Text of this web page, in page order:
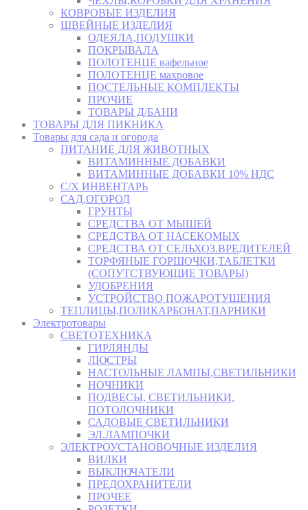
КОВРОВЫЕ ИЗДЕЛИЯ
ШВЕЙНЫЕ ИЗДЕЛИЯ
ОДЕЯЛА,ПОДУШКИ
ПОКРЫВАЛА
ПОЛОТЕНЦЕ вафельное
ПОЛОТЕНЦЕ махровое
ПОСТЕЛЬНЫЕ КОМПЛЕКТЫ
ПРОЧИЕ
ТОВАРЫ Д/БАНИ
ТОВАРЫ ДЛЯ ПИКНИКА
Товары для сада и огорода
ПИТАНИЕ ДЛЯ ЖИВОТНЫХ
ВИТАМИННЫЕ ДОБАВКИ
ВИТАМИННЫЕ ДОБАВКИ 10% НДС
С/Х ИНВЕНТАРЬ
САД,ОГОРОД
ГРУНТЫ
СРЕДСТВА ОТ МЫШЕЙ
СРЕДСТВА ОТ НАСЕКОМЫХ
СРЕДСТВА ОТ СЕЛЬХОЗ.ВРЕДИТЕЛЕЙ
ТОРФЯНЫЕ ГОРШОЧКИ,ТАБЛЕТКИ
(СОПУТСТВУЮЩИЕ ТОВАРЫ)
УДОБРЕНИЯ
УСТРОЙСТВО ПОЖАРОТУШЕНИЯ
ТЕПЛИЦЫ,ПОЛИКАРБОНАТ,ПАРНИКИ
Электротовары
СВЕТОТЕХНИКА
ГИРЛЯНДЫ
ЛЮСТРЫ
НАСТОЛЬНЫЕ ЛАМПЫ,СВЕТИЛЬНИКИ
НОЧНИКИ
ПОДВЕСЫ, СВЕТИЛЬНИКИ,
ПОТОЛОЧНИКИ
САДОВЫЕ СВЕТИЛЬНИКИ
ЭЛ.ЛАМПОЧКИ
ЭЛЕКТРОУСТАНОВОЧНЫЕ ИЗДЕЛИЯ
ВИЛКИ
ВЫКЛЮЧАТЕЛИ
ПРЕДОХРАНИТЕЛИ
ПРОЧЕЕ